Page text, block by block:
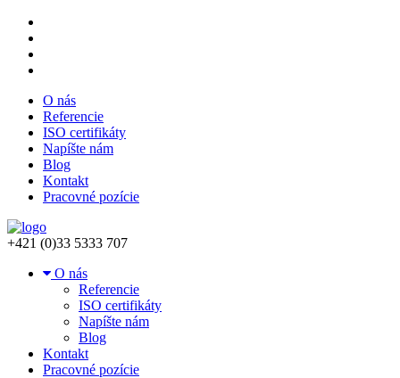
O nás
Referencie
ISO certifikáty
Napíšte nám
Blog
Kontakt
Pracovné pozície
+421 (0)33 5333 707
O nás
Referencie
ISO certifikáty
Napíšte nám
Blog
Kontakt
Pracovné pozície